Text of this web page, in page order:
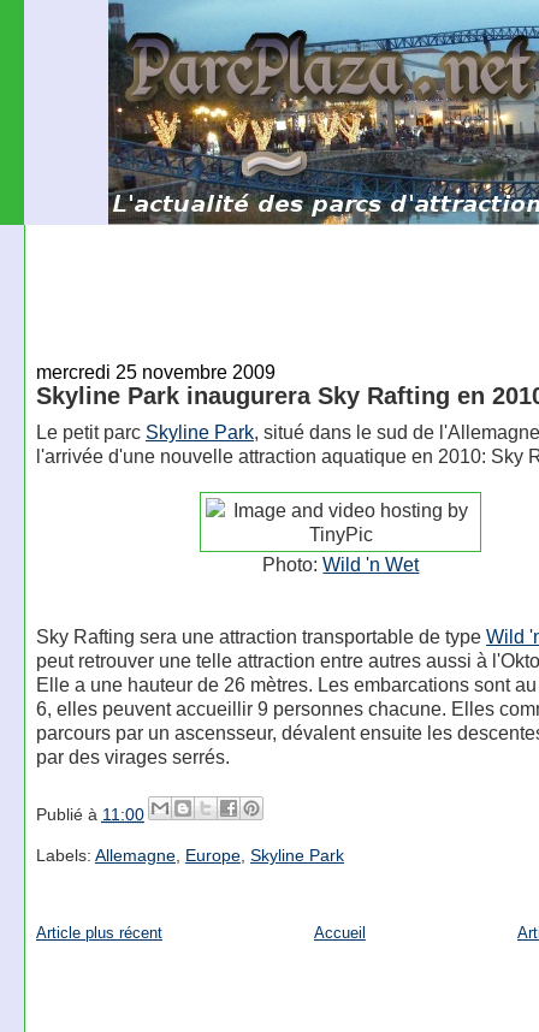
mercredi 25 novembre 2009
Skyline Park inaugurera Sky Rafting en
Le petit parc Skyline Park, situé dans le sud de
l'arrivée d'une nouvelle attraction aquatique en 2010: Sky
Photo:Wild 'n Wet
Sky Rafting sera une attraction transportable de type Wild
peut retrouver une telle attraction entre autres aussi à
Elle a une hauteur de 26 mètres. Les embarcations sont
6, elles peuvent accueillir 9 personnes chacune. Elles
parcours par un ascensseur, dévalent ensuite les
par des virages serrés.
Publié à 11:00
Labels: Allemagne, Europe, Skyline Park
Article plus récent Accueil